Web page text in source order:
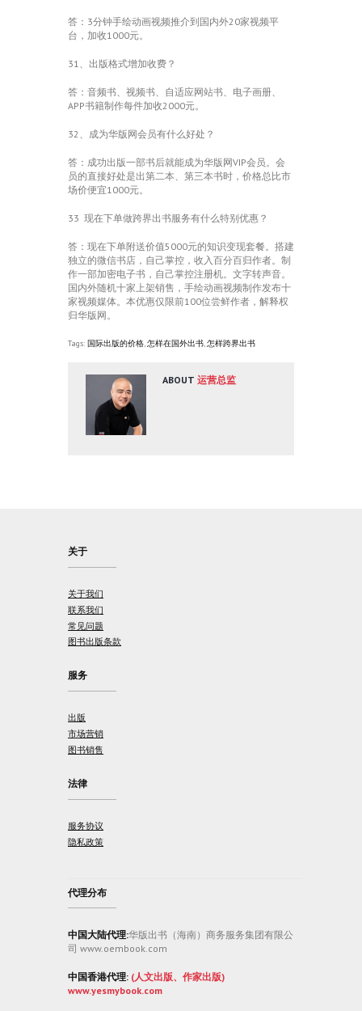
答：3分钟手绘动画视频推介到国内外20家视频平
台，加收1000元。
31、出版格式增加收费？
答：音频书、视频书、自适应网站书、电子画册、
APP书籍制作每件加收2000元。
32、成为华版网会员有什么好处？
答：成功出版一部书后就能成为华版网VIP会员。会
员的直接好处是出第二本、第三本书时，价格总比市
场价便宜1000元。
33 现在下单做跨界出书服务有什么特别优惠？
答：现在下单附送价值5000元的知识变现套餐。搭建
独立的微信书店，自己掌控，收入百分百归作者。制
作一部加密电子书，自己掌控注册机。文字转声音。
国内外随机十家上架销售，手绘动画视频制作发布十
家视频媒体。本优惠仅限前100位尝鲜作者，解释权
归华版网。
Tags: 国际出版的价格,怎样在国外出书,怎样跨界出书
ABOUT运营总监
关于
关于我们
联系我们
常见问题
图书出版条款
服务
出版
市场营销
图书销售
法律
服务协议
隐私政策
代理分布
中国大陆代理:华版出书（海南）商务服务集团有限公
司 www.oembook.com
中国香港代理: (人文出版、作家出版)
www.yesmybook.com